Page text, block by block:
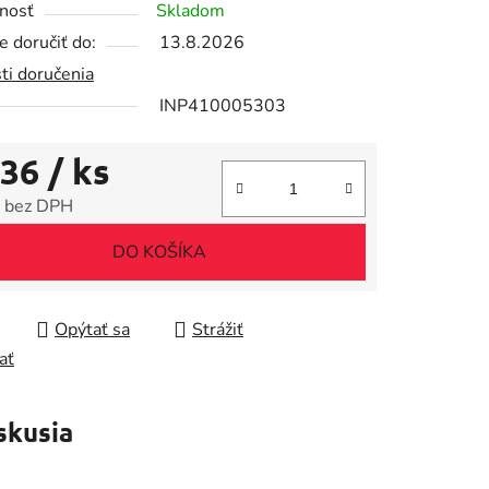
Skladom
doručiť do:
13.8.2026
doručenia
INP410005303
/ ks
DPH
DO KOŠÍKA
Opýtať sa
Strážiť